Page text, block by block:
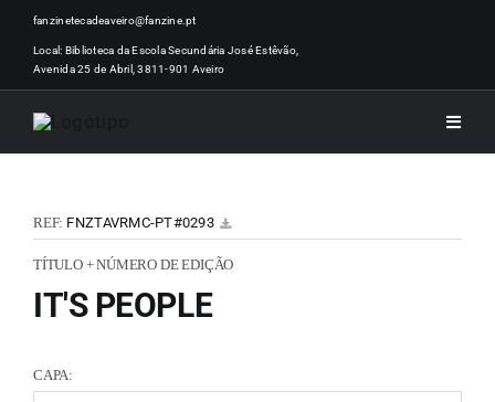
Skip
content
fanzinetecadeaveiro@fanzine.pt
Local: Biblioteca da Escola Secundária José Estêvão,
Avenida 25 de Abril, 3811-901 Aveiro
Toggle
REF: FNZTAVRMC-PT#0293
TÍTULO + NÚMERO DE EDIÇÃO
IT'S PEOPLE
CAPA: